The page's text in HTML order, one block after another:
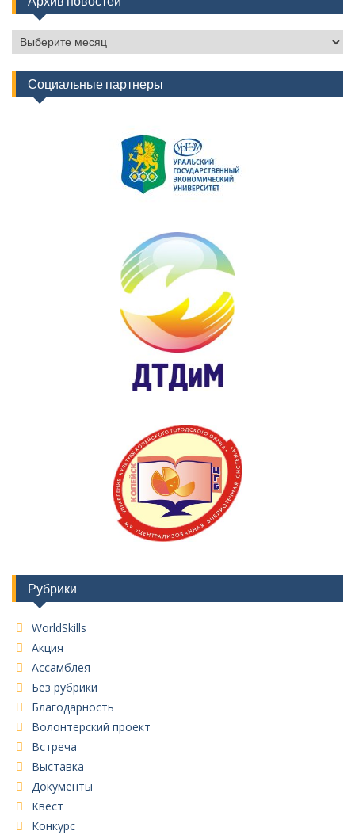
Архив
новостей
Социальные партнеры
Рубрики
WorldSkills
Акция
Ассамблея
Без рубрики
Благодарность
Волонтерский проект
Встреча
Выставка
Документы
Квест
Конкурс